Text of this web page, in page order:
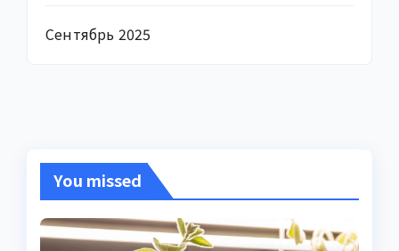
Сентябрь 2025
You missed